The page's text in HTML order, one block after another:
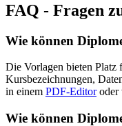
FAQ - Fragen
Wie können
Die Vorlagen bieten
Kursbezeichnungen,
in einem PDF-Editoroder
Wie können